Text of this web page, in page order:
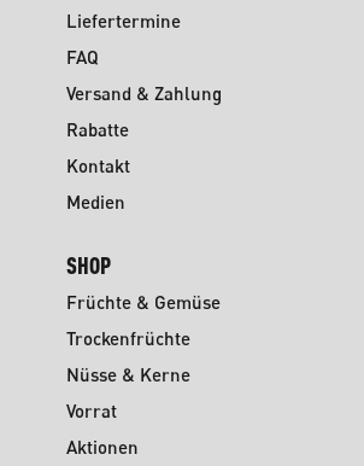
Liefertermine
FAQ
Versand & Zahlung
Rabatte
Kontakt
Medien
SHOP
Früchte & Gemüse
Trockenfrüchte
Nüsse & Kerne
Vorrat
Aktionen